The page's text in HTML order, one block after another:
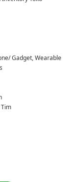
Gadget, Wearable